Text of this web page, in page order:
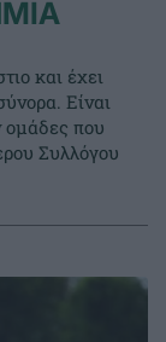
και έχει
Είναι
ομάδες που
Συλλόγου